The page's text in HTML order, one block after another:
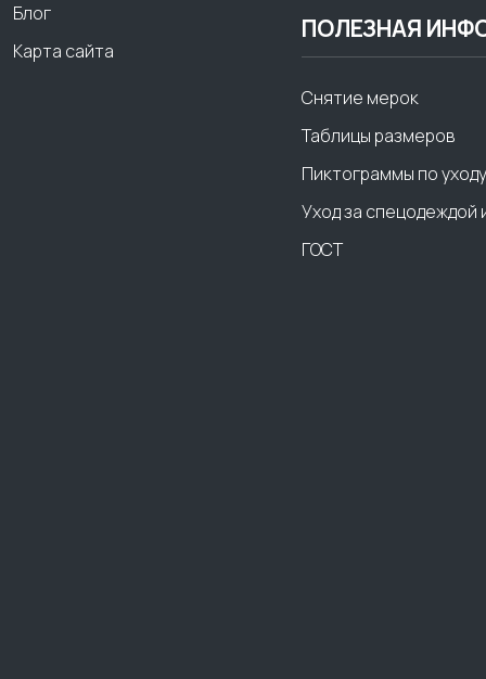
Блог
Карта сайта
ПОЛЕЗНАЯ
Снятие мерок
Таблицы размеров
Пиктограммы по уходу
Уход за спецодеждой
ГОСТ